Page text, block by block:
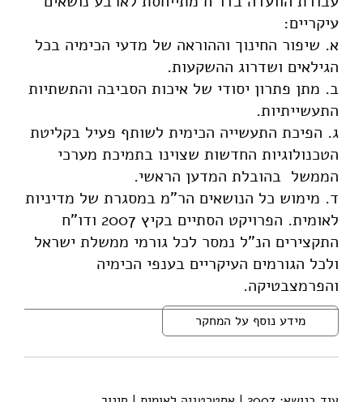
עיקריים:
א. שיפור החינוך וההוראה של מדעי הכימיה בכל
הגילאים ושדרוג ההשקעות.
ב. מתן פתרון יסודי של איכות הסביבה והתשתיות
התעשייתיות.
ג. הפיכת התעשייה הכימית לשותף פעיל בקליטת
הטכנולוגיות החדשות שצוינו בתמיכת מערכי
הממשל בהובלת המדען הראשי.
ד. מימוש כל הנושאים הר"מ במסגרת של מדיניות
לאומית. הפרויקט הסתיים בקיץ 2007 ודו"ח
התקצירים הנ"ל נמסר לכל גורמי ממשלת ישראל
ולכל הגורמים העיקריים בענפי הכימיה
והפרמצבטיקה.
מידע נוסף על המחקר